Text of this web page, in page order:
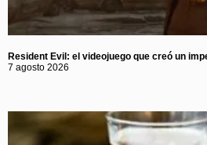
Resident Evil: el videojuego que creó un
7 agosto 2026